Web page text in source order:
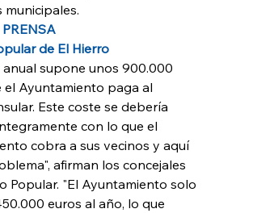
de El Hierro
anual supone unos 900.000
el Ayuntamiento paga al
Este coste se debería
con lo que el
cobra a sus vecinos y aquí
afirman los concejales
Popular. "El Ayuntamiento solo
euros al año, lo que